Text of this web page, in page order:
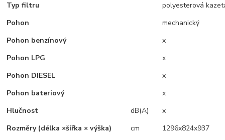
Typ filtru
polyesterová
Pohon
mechanický
Pohon benzínový
x
Pohon LPG
x
Pohon DIESEL
x
Pohon bateriový
x
Hlučnost
dB(A)
x
Rozměry (délka ×šířka × výška)
cm
1296x824x937